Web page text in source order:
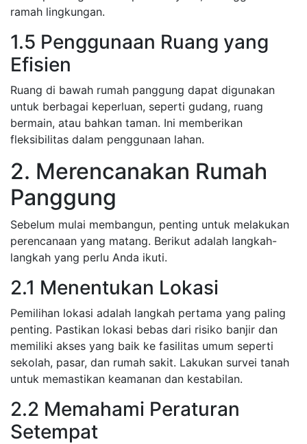
ramah lingkungan.
1.5 Penggunaan Ruang yang
Efisien
Ruang di bawah rumah panggung dapat digunakan
untuk berbagai keperluan, seperti gudang, ruang
bermain, atau bahkan taman. Ini memberikan
fleksibilitas dalam penggunaan lahan.
2. Merencanakan Rumah
Panggung
Sebelum mulai membangun, penting untuk melakukan
perencanaan yang matang. Berikut adalah langkah-
langkah yang perlu Anda ikuti.
2.1 Menentukan Lokasi
Pemilihan lokasi adalah langkah pertama yang paling
penting. Pastikan lokasi bebas dari risiko banjir dan
memiliki akses yang baik ke fasilitas umum seperti
sekolah, pasar, dan rumah sakit. Lakukan survei tanah
untuk memastikan keamanan dan kestabilan.
2.2 Memahami Peraturan
Setempat